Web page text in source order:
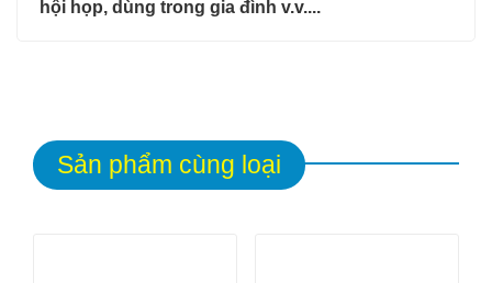
hội họp, dùng trong gia đình v.v....
Sản phẩm cùng loại